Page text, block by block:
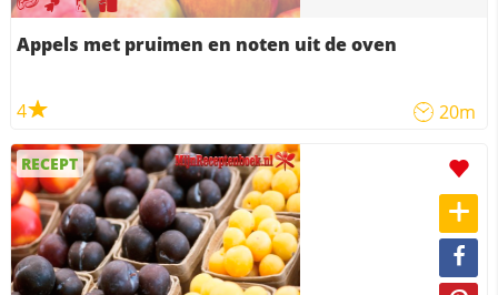
Appels met pruimen en noten uit de oven
4 20m
RECEPT